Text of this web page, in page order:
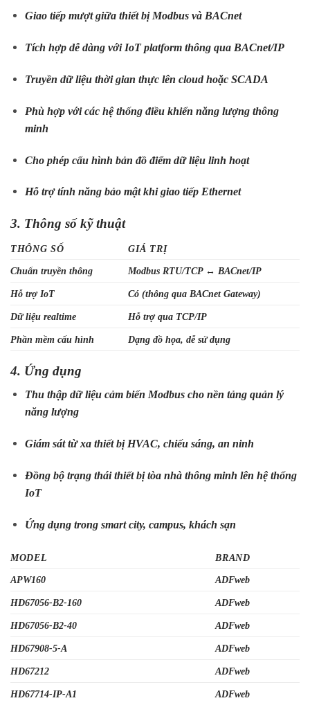
Giao tiếp mượt giữa thiết bị Modbus và BACnet
Tích hợp dễ dàng với IoT platform thông qua BACnet/IP
Truyền dữ liệu thời gian thực lên cloud hoặc SCADA
Phù hợp với các hệ thống điều khiển năng lượng thông
minh
Cho phép cấu hình bản đồ điểm dữ liệu linh hoạt
Hỗ trợ tính năng bảo mật khi giao tiếp Ethernet
3. Thông số kỹ thuật
THÔNG SỐ
GIÁ TRỊ
Chuẩn truyền thông
Modbus RTU/TCP ↔ BACnet/IP
Hỗ trợ IoT Có (thông qua BACnet Gateway)
Dữ liệu realtime Hỗ trợ qua TCP/IP
Phần mềm cấu hình Dạng đồ họa, dễ sử dụng
4. Ứng dụng
Thu thập dữ liệu cảm biến Modbus cho nền tảng quản lý
năng lượng
Giám sát từ xa thiết bị HVAC, chiếu sáng, an ninh
Đồng bộ trạng thái thiết bị tòa nhà thông minh lên hệ thống
IoT
Ứng dụng trong smart city, campus, khách sạn
MODEL
BRAND
APW160
ADFweb
HD67056-B2-160 ADFweb
HD67056-B2-40 ADFweb
HD67908-5-A ADFweb
HD67212 ADFweb
HD67714-IP-A1 ADFweb